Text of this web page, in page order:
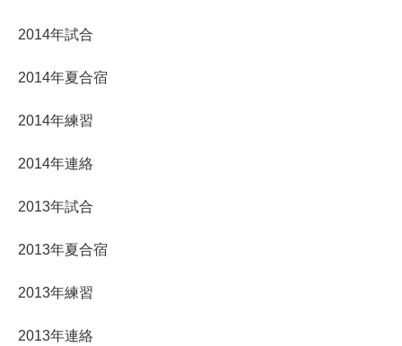
2014年試合
2014年夏合宿
2014年練習
2014年連絡
2013年試合
2013年夏合宿
2013年練習
2013年連絡